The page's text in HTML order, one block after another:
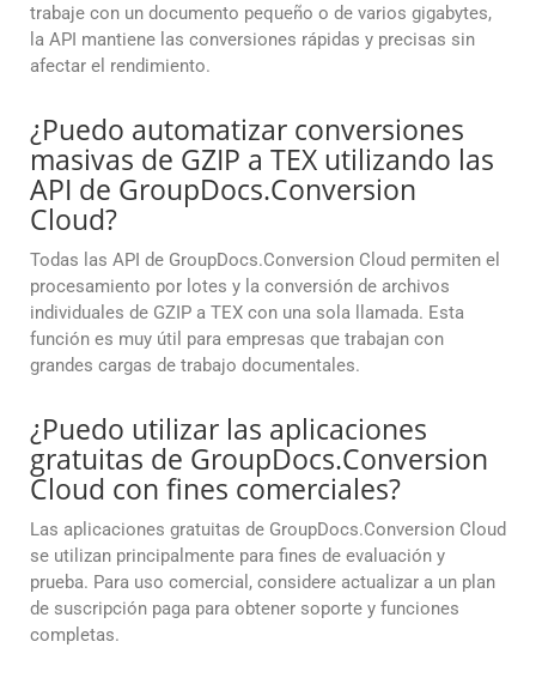
trabaje con un documento pequeño o de varios gigabytes,
la API mantiene las conversiones rápidas y precisas sin
afectar el rendimiento.
¿Puedo automatizar conversiones
masivas de GZIP a TEX utilizando las
API de GroupDocs.Conversion
Cloud?
Todas las API de GroupDocs.Conversion Cloud permiten el
procesamiento por lotes y la conversión de archivos
individuales de GZIP a TEX con una sola llamada. Esta
función es muy útil para empresas que trabajan con
grandes cargas de trabajo documentales.
¿Puedo utilizar las aplicaciones
gratuitas de GroupDocs.Conversion
Cloud con fines comerciales?
Las aplicaciones gratuitas de GroupDocs.Conversion Cloud
se utilizan principalmente para fines de evaluación y
prueba. Para uso comercial, considere actualizar a un plan
de suscripción paga para obtener soporte y funciones
completas.